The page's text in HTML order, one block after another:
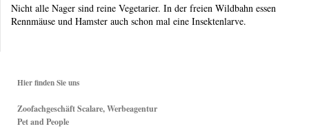
Nicht alle Nager sind reine Vegetarier. In der freien Wildbahn essen
Rennmäuse und Hamster auch schon mal eine Insektenlarve.
Hier finden Sie uns
Zoofachgeschäft Scalare, Werbeagentur
Pet and People